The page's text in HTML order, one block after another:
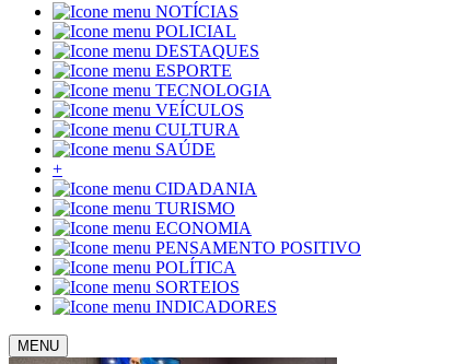
NOTÍCIAS
POLICIAL
DESTAQUES
ESPORTE
TECNOLOGIA
VEÍCULOS
CULTURA
SAÚDE
+
CIDADANIA
TURISMO
ECONOMIA
PENSAMENTO POSITIVO
POLÍTICA
SORTEIOS
INDICADORES
MENU